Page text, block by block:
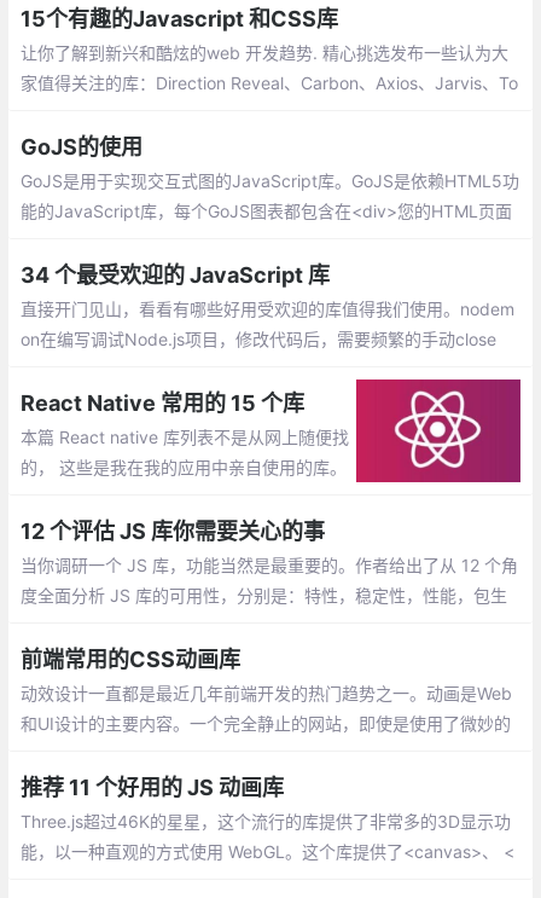
数，分数，单位和矩阵。
15个有趣的Javascript 和CSS库
让你了解到新兴和酷炫的web 开发趋势. 精心挑选发布一些认为大
家值得关注的库：Direction Reveal、Carbon、Аxios、Jarvis、To
GoJS的使用
GoJS是用于实现交互式图的JavaScript库。GoJS是依赖HTML5功
能的JavaScript库，每个GoJS图表都包含在<div>您的HTML页面
34 个最受欢迎的 JavaScript 库
直接开门见山，看看有哪些好用受欢迎的库值得我们使用。nodem
on在编写调试Node.js项目，修改代码后，需要频繁的手动close
个工具
React Native 常用的 15 个库
本篇 React native 库列表不是从网上随便找
的， 这些是我在我的应用中亲自使用的库。
研究并在我的程序中尝试后，我选择了这些
库。
12 个评估 JS 库你需要关心的事
当你调研一个 JS 库，功能当然是最重要的。作者给出了从 12 个角
度全面分析 JS 库的可用性，分别是：特性，稳定性，性能，包生
势
前端常用的CSS动画库
动效设计一直都是最近几年前端开发的热门趋势之一。动画是Web
和UI设计的主要内容。一个完全静止的网站，即使是使用了微妙的
西一样。
推荐 11 个好用的 JS 动画库
Three.js超过46K的星星，这个流行的库提供了非常多的3D显示功
能，以一种直观的方式使用 WebGL。这个库提供了<canvas>、 <